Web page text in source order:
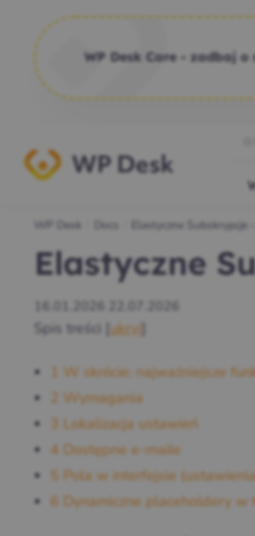
WP Desk Care - zadbaj o
WP Desk Docs Elastyczne Subskrypcje
Elastyczne
Spis treści ukryj
W skrócie: najważniejsze
Wymagania
Lokalizacja ustawień
4 Dostępne e‑maile
Pola w interfejsie
6
Dynamiczne placeholdery w